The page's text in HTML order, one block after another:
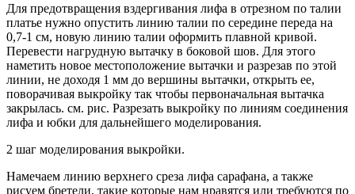
Для предотвращения вздергивания лифа в отрезном по талии
платье нужно опустить линию талии по середине переда на
0,7-1 см, новую линию талии оформить плавной кривой.
Перевести нагрудную вытачку в боковой шов. Для этого
наметить новое местоположение вытачки и разрезав по этой
линии, не доходя 1 мм до вершины вытачки, открыть ее,
поворачивая выкройку так чтобы первоначальная вытачка
закрылась. см. рис. Разрезать выкройку по линиям соединения
лифа и юбки для дальнейшего моделирования.
2 шаг моделирования выкройки.
Намечаем линию верхнего среза лифа сарафана, а также
рисуем бретели, такие которые нам нравятся или требуются по